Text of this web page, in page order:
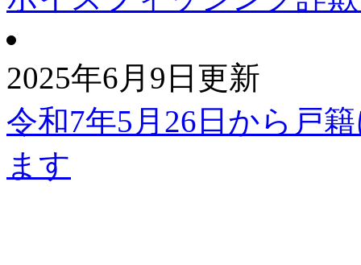
2025年6月9日更新
令和7年5月26日から戸
ます